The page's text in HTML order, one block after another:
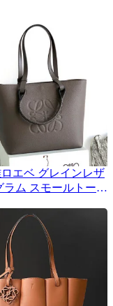
グ コピー loy00487
エベ グレインレザ
ラム スモールトート
ー lod23029